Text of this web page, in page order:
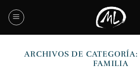
ARCHIVOS DE CATEGORÍA:
FAMILIA